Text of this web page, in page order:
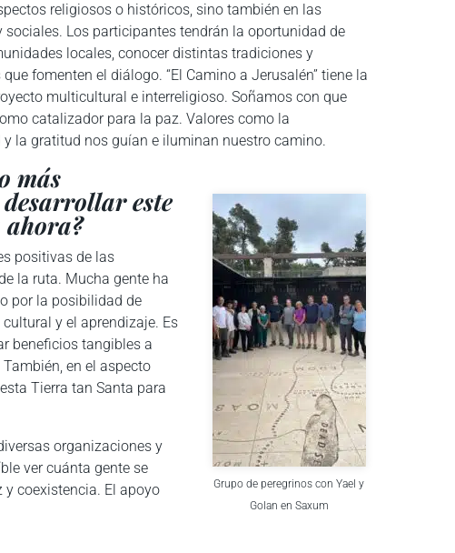
religiosos o históricos, sino también en las
Los participantes tendrán la oportunidad de
locales, conocer distintas tradiciones y
fomenten el diálogo. “El Camino a Jerusalén” tiene la
multicultural e interreligioso. Soñamos con que
catalizador para la paz. Valores como la
la gratitud nos guían e iluminan nuestro camino.
Grupo de peregrinos con Yael y
Golan en Saxum
más
este
ahora?
positivas de las
la ruta. Mucha gente ha
por la posibilidad de
y el aprendizaje. Es
beneficios tangibles a
en el aspecto
Tierra tan Santa para
organizaciones y
ver cuánta gente se
coexistencia. El apoyo